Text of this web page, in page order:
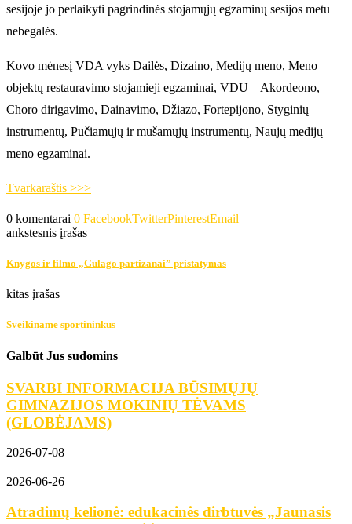
sesijoje jo perlaikyti pagrindinės stojamųjų egzaminų sesijos metu
nebegalės.
Kovo mėnesį VDA vyks Dailės, Dizaino, Medijų meno, Meno
objektų restauravimo stojamieji egzaminai, VDU – Akordeono,
Choro dirigavimo, Dainavimo, Džiazo, Fortepijono, Styginių
instrumentų, Pučiamųjų ir mušamųjų instrumentų, Naujų medijų
meno egzaminai.
Tvarkaraštis >>>
0 komentarai 0 FacebookTwitterPinterestEmail
ankstesnis įrašas
Knygos ir filmo „Gulago partizanai” pristatymas
kitas įrašas
Sveikiname sportininkus
Galbūt Jus sudomins
SVARBI INFORMACIJA BŪSIMŲJŲ
GIMNAZIJOS MOKINIŲ TĖVAMS
(GLOBĖJAMS)
2026-07-08
2026-06-26
Atradimų kelionė: edukacinės dirbtuvės „Jaunasis